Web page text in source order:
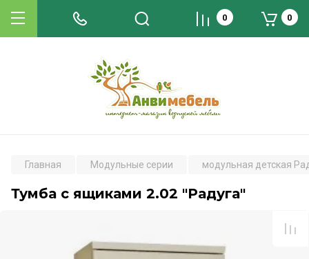
0 0
Главная Модульные серии модульная детская
Тумба с ящиками 2.02 "Радуга"